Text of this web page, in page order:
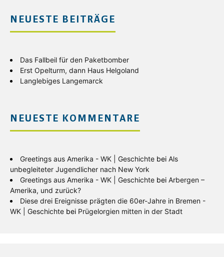
NEUESTE BEITRÄGE
Das Fallbeil für den Paketbomber
Erst Opelturm, dann Haus Helgoland
Langlebiges Langemarck
NEUESTE KOMMENTARE
Greetings aus Amerika - WK | Geschichte bei Als
unbegleiteter Jugendlicher nach New York
Greetings aus Amerika - WK | Geschichte bei Arbergen –
Amerika, und zurück?
Diese drei Ereignisse prägten die 60er-Jahre in Bremen -
WK | Geschichte bei Prügelorgien mitten in der Stadt